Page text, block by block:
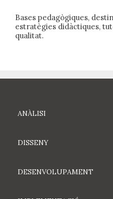
Bases pedagògiques,
estratègies didàctiques,
qualitat.
ANÀLISI
DISSENY
DESENVOLUPAMENT